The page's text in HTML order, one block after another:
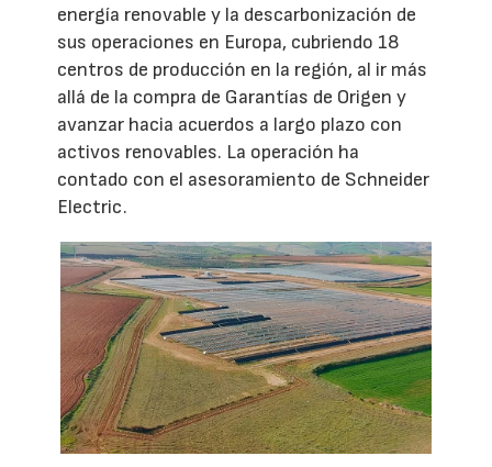
energía renovable y la descarbonización de
sus operaciones en Europa, cubriendo 18
centros de producción en la región, al ir más
allá de la compra de Garantías de Origen y
avanzar hacia acuerdos a largo plazo con
activos renovables. La operación ha
contado con el asesoramiento de Schneider
Electric.